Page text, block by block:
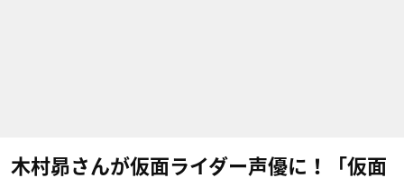
木村昴さんが仮面ライダー声優に！「仮面